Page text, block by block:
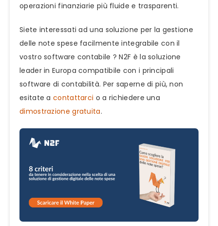
operazioni finanziarie più fluide e trasparenti.
Siete interessati ad una soluzione per la gestione
delle note spese facilmente integrabile con il
vostro software contabile ? N2F è la soluzione
leader in Europa compatibile con i principali
software di contabilità. Per saperne di più, non
esitate a contattarci o a richiedere una
dimostrazione gratuita.